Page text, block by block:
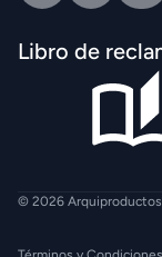
Libro de
© 2026